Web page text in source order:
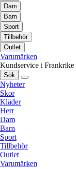
Dam
Barn
Sport
Tillbehör
Outlet
Varumärken
Kundservice i Frankrike
Sök
Nyheter
Skor
Kläder
Herr
Dam
Barn
Sport
Tillbehör
Outlet
Varumärken